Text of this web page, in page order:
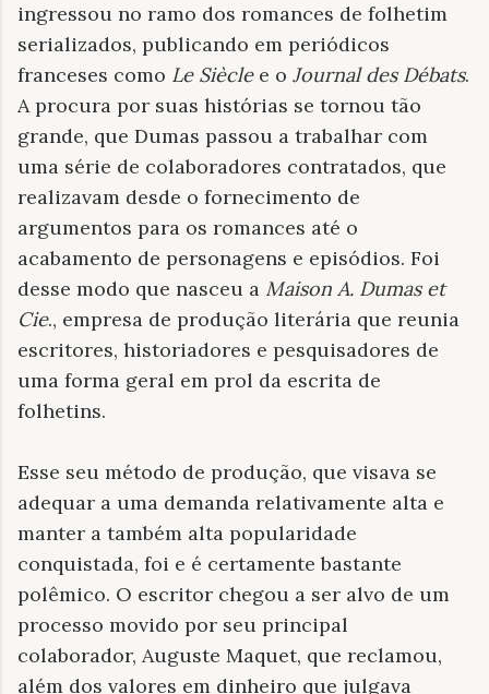
ingressou no ramo dos romances de folhetim
serializados, publicando em periódicos
franceses como Le Sièclee o Journal des Débats.
A procura por suas histórias se tornou tão
grande, que Dumas passou a trabalhar com
uma série de colaboradores contratados, que
realizavam desde o fornecimento de
argumentos para os romances até o
acabamento de personagens e episódios. Foi
desse modo que nasceu a Maison A. Dumas et
Cie., empresa de produção literária que reunia
escritores, historiadores e pesquisadores de
uma forma geral em prol da escrita de
folhetins.
Esse seu método de produção, que visava se
adequar a uma demanda relativamente alta e
manter a também alta popularidade
conquistada, foi e é certamente bastante
polêmico. O escritor chegou a ser alvo de um
processo movido por seu principal
colaborador, Auguste Maquet, que reclamou,
além dos valores em dinheiro que julgava